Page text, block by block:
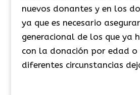
nuevos donantes y en los
ya que es necesario
generacional de los que ya
con la donación por edad o
diferentes circunstancias